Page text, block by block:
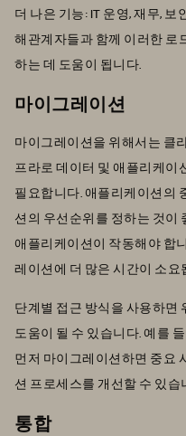
더 나은 기능: IT 운영, 재무, 보
해관계자들과 함께 이러한 로
하는 데 도움이 됩니다.
마이그레이션
마이그레이션을 위해서는 클
프라로 데이터 및 애플리케이
필요합니다. 애플리케이션의
션의 우선순위를 정하는 것이
애플리케이션이 작동해야 합
레이션에 더 많은 시간이 소요
단계별 접근 방식을 사용하면
도움이 될 수 있습니다. 예를
먼저 마이그레이션하면 중요
션 프로세스를 개선할 수 있습
통합